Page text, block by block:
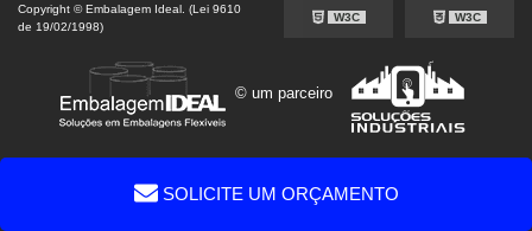
SOLICITE UM ORÇAMENTO
Copyright © Embalagem Ideal. (Lei 9610
de 19/02/1998)
W3C W3C
© um parceiro